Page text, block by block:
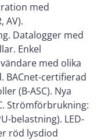
med
AV).
Datalogger med
Enkel
med olika
BACnet-certifierad
(B-ASC). Nya
Strömförbrukning:
belastning). LED-
röd lysdiod